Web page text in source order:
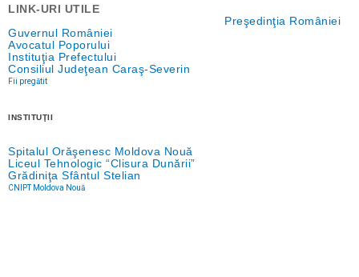
LINK-URI UTILE
Preşedinţia României
Guvernul României
Avocatul Poporului
Instituţia Prefectului
Consiliul Judeţean Caraş-Severin
Fii pregătit
INSTITUŢII
Spitalul Orăşenesc Moldova Nouă
Liceul Tehnologic “Clisura Dunării”
Grădiniţa Sfântul Stelian
CNIPT Moldova Nouă